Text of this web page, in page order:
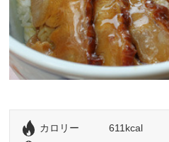
カロリー
611kcal